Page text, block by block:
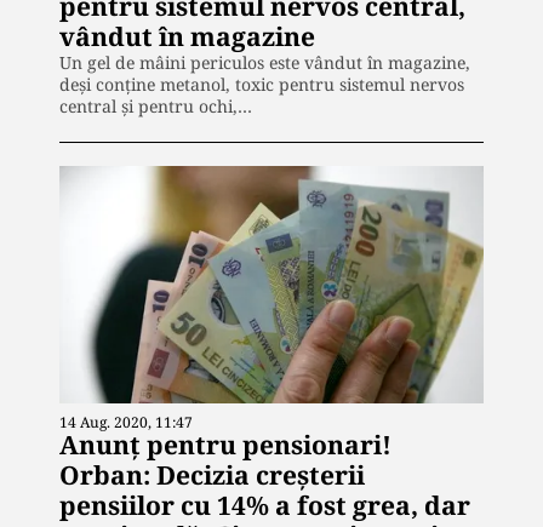
vândut în magazine
Un gel de mâini periculos este vândut în magazine,
deși conține metanol, toxic pentru sistemul nervos
central și pentru ochi,…
14 Aug. 2020, 11:47
Anunț pentru pensionari!
Orban: Decizia creșterii
pensiilor cu 14% a fost grea, dar